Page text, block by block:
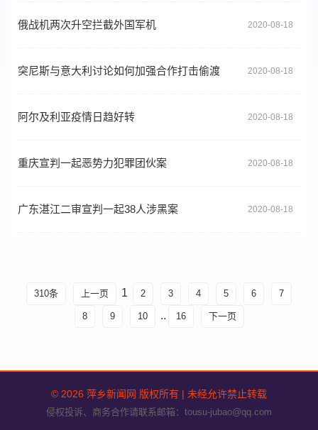
俄战机两次升空拦截外国军机 2020-08-18
突尼斯与意大利讨论如何加强合作打击偷渡 2020-08-18
阿尔及利亚疫情日趋好转 2020-08-18
重庆宣判一起恶势力犯罪团伙案 2020-08-18
广东湛江二审宣判一起38人涉黑案 2020-08-18
310条 上一页 1 2 3 4 5 6 7
8 9 10 .. 16 下一页
© 2026 萍乡新闻网 版权所有 | 未经允许禁止转载
侵权投诉、商务合作请联系邮箱：tousu-jubao@qq.com